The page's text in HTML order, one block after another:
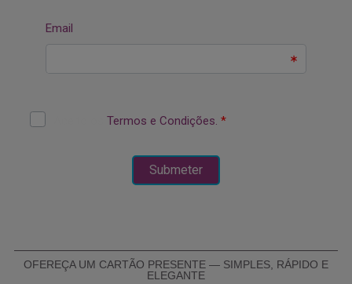
OFEREÇA UM CARTÃO PRESENTE — SIMPLES, RÁPIDO E
ELEGANTE